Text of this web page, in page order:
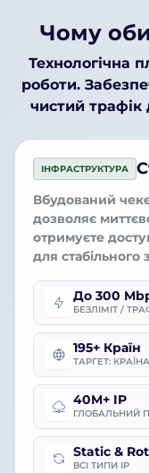
Чому
Технологічна
роботи.
чистий трафік
ІНФРАСТРУКТУРА
Вбудований
дозволяє
отримуєте
для стабільного
До 300
БЕЗЛІМІТ /
195+ Країн
ТАРГЕТ:
40M+ IP
ГЛОБАЛЬНИЙ
Static &
ВСІ ТИПИ IP